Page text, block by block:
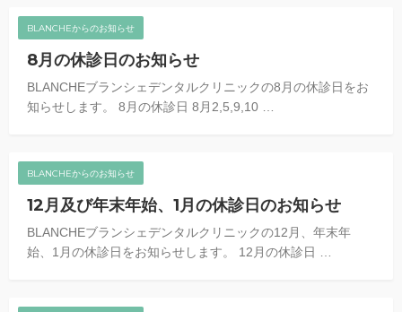
BLANCHEからのお知らせ
8月の休診日のお知らせ
BLANCHEブランシェデンタルクリニックの8月の休診日をお
知らせします。 8月の休診日 8月2,5,9,10 …
BLANCHEからのお知らせ
12月及び年末年始、1月の休診日のお知らせ
BLANCHEブランシェデンタルクリニックの12月、年末年
始、1月の休診日をお知らせします。 12月の休診日 …